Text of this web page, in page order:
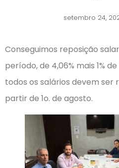
setembro 24,
Conseguimos reposição
período, de 4,06% mais 1%
todos os salários devem ser
partir de 1o. de agosto.